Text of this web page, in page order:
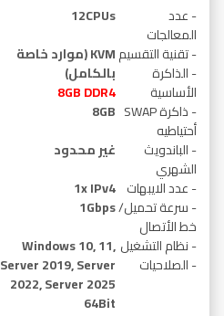
12CPUs
- عدد
المعالجات
KVM (موارد خاصة
بالكامل)
- تقنية التقسيم
8GB DDR4
- الذاكرة
الأساسية
8GB - ذاكرة SWAP
أحتياطيه
غير محدود
- الباندويث
الشهري
1x IPv4 - عدد الايبهات
1Gbps- سرعة تحميل/
خط الأتصال
Windows 10, 11,
Server 2019, Server
2022, Server 2025
64Bit
- نظام التشغيل
- الصلاحيات